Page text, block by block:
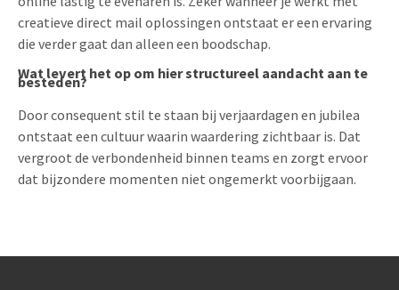
creatieve direct mail oplossingen ontstaat er een ervaring
die verder gaat dan alleen een boodschap.
Wat levert het op om hier structureel aandacht aan te
besteden?
Door consequent stil te staan bij verjaardagen en jubilea
ontstaat een cultuur waarin waardering zichtbaar is. Dat
vergroot de verbondenheid binnen teams en zorgt ervoor
dat bijzondere momenten niet ongemerkt voorbijgaan.